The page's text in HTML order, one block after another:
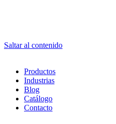
Saltar al contenido
Productos
Industrias
Blog
Catálogo
Contacto